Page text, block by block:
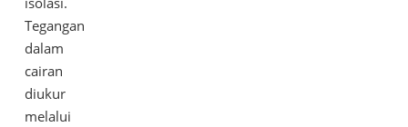
Tegangan
dalam
cairan
diukur
melalui